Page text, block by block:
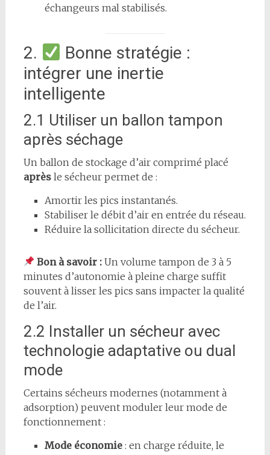
échangeurs mal stabilisés.
2.
Bonne stratégie :
intégrer une inertie
intelligente
2.1 Utiliser un ballon tampon
après séchage
Un ballon de stockage d’air comprimé placé
aprèsle sécheur permet de :
Amortir les pics instantanés.
Stabiliser le débit d’air en entrée du réseau.
Réduire la sollicitation directe du sécheur.
Bon à savoir : Un volume tampon de 3 à 5
minutes d’autonomie à pleine charge suffit
souvent à lisser les pics sans impacter la qualité
de l’air.
2.2 Installer un sécheur avec
technologie adaptative ou dual
mode
Certains sécheurs modernes (notamment à
adsorption) peuvent moduler leur mode de
fonctionnement :
Mode économie: en charge réduite, le